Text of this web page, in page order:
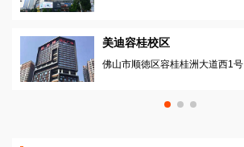
美迪容桂校区
佛山市顺徳区容桂桂洲大道西1号